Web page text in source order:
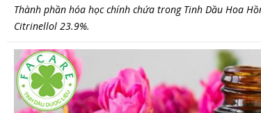
Thành phần hóa học chính chứa trong Tinh Dầu Hoa
Citrinellol 23.9%.